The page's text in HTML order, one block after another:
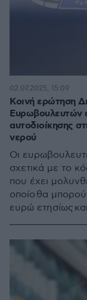
Κοινή ερώτηση
Ευρωβουλευτών
αυτοδιοίκησης
νερού
Οι
σχετικά με το
που έχει
οποίο θα
ευρώ ετησίως
νερού και
02.07.2025, 15:09